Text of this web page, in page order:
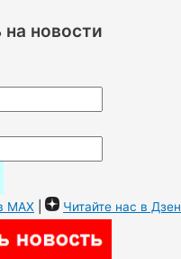
новости
MAX | Читайте нас в Дзен